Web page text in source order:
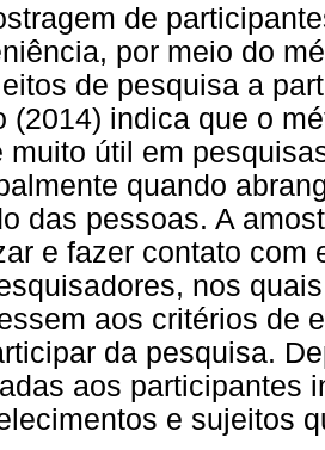
de
por meio do
de pesquisa a
(2014) indica que o
muito útil em
quando
das pessoas. A
e fazer contato com
nos
aos critérios de
da pesquisa.
aos participantes
e sujeitos